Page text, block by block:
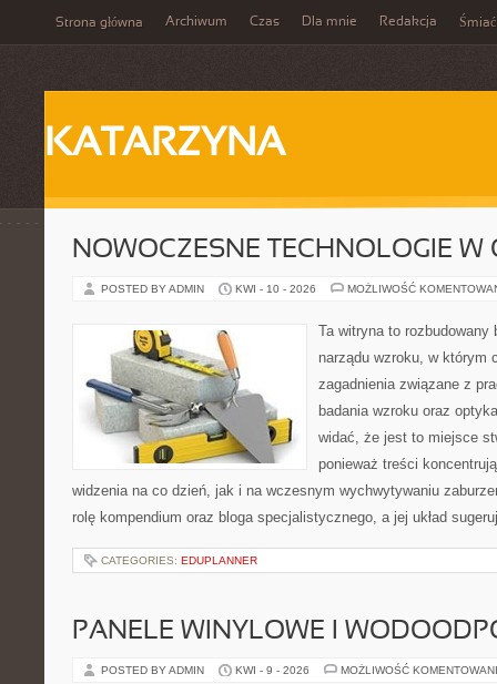
Strona główna Archiwum Czas Dla mnie Redakcja Śmiać
KATARZYNA
NOWOCZESNE TECHNOLOGIE W
POSTED BY ADMIN KWI - 10 - 2026 MOŻLIWOŚĆ
Ta witryna to
narządu wzroku, w którym
zagadnienia związane z
badania wzroku oraz
widać, że jest to miejsce
ponieważ treści
widzenia na co dzień, jak i na wczesnym wychwytywaniu
rolę kompendium oraz bloga specjalistycznego, a jej układ
CATEGORIES: EDUPLANNER
PANELE WINYLOWE I
POSTED BY ADMIN KWI - 9 - 2026 MOŻLIWOŚĆ